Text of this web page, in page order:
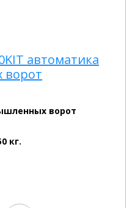
автоматика
ворот
кг.